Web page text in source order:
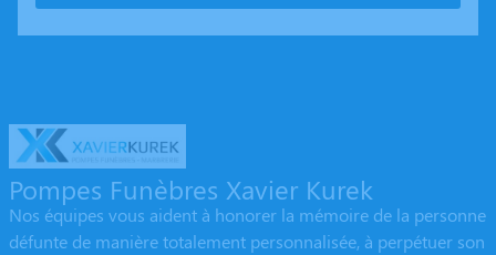
Pompes Funèbres Xavier Kurek
Nos équipes vous aident à honorer la mémoire de la personne
défunte de manière totalement personnalisée, à perpétuer son